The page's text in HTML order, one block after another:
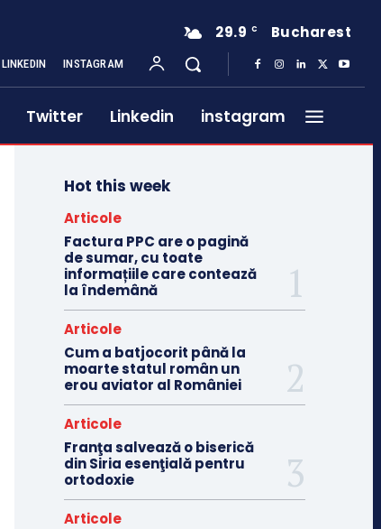
29.9 C Bucharest
LINKEDIN INSTAGRAM
Twitter Linkedin instagram
Hot this week
Articole
Factura PPC are o pagină
de sumar, cu toate
informațiile care contează
la îndemână
Articole
Cum a batjocorit până la
moarte statul român un
erou aviator al României
Articole
Franţa salvează o biserică
din Siria esenţială pentru
ortodoxie
Articole